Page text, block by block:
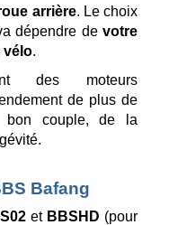
arrière. Le choix
dépendre de votre
vélo.
des moteurs
de plus de
couple, de la
Bafang
et BBSHD (pour